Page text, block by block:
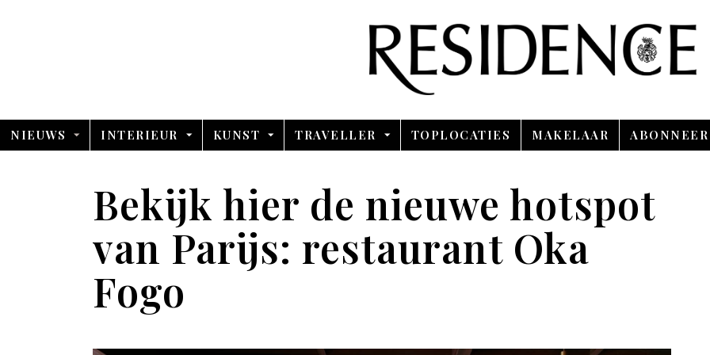
NIEUWS INTERIEUR KUNST TRAVELLER TOPLOCATIES MAKELAAR ABONNEER
Bekijk hier de nieuwe hotspot
van Parijs: restaurant Oka
Fogo